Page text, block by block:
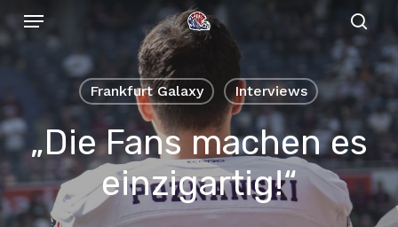
Skip
to
Menu
Frankfurt Galaxy Interviews
„Die Fans machen es
einzigartig!“